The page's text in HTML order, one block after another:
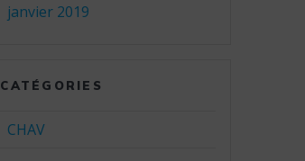
janvier 2019
CATÉGORIES
CHAV